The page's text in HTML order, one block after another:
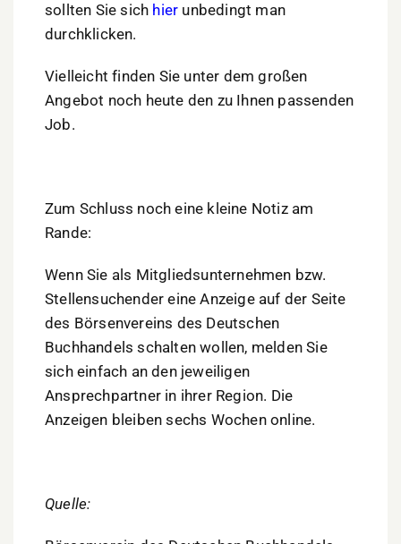
sollten Sie sich hier unbedingt man
durchklicken.
Vielleicht finden Sie unter dem großen
Angebot noch heute den zu Ihnen passenden
Job.
Zum Schluss noch eine kleine Notiz am
Rande:
Wenn Sie als Mitgliedsunternehmen bzw.
Stellensuchender eine Anzeige auf der Seite
des Börsenvereins des Deutschen
Buchhandels schalten wollen, melden Sie
sich einfach an den jeweiligen
Ansprechpartner in ihrer Region. Die
Anzeigen bleiben sechs Wochen online.
Quelle: